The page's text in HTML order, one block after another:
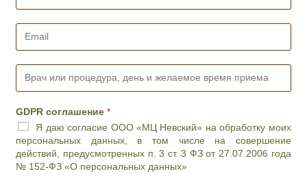
н
*
E
i
*
В
ч
и
п
GDPR соглашение*
Я даю согласие ООО «МЦ Невский» на обработку моих
персональных данных, в том числе на совершение
действий, предусмотренных п. 3 ст. 3 ФЗ от 27.07.2006 года
№ 152-ФЗ «О персональных данных»